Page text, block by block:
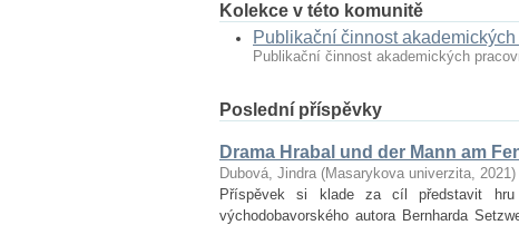
Kolekce v této komunitě
Publikační činnost
Publikační činnost akademických
Poslední příspěvky
Drama Hrabal und der Mann am
Dubová, Jindra (Masarykova univerzita, 2021)
Příspěvek si klade za cíl představit
východobavorského autora Bernharda